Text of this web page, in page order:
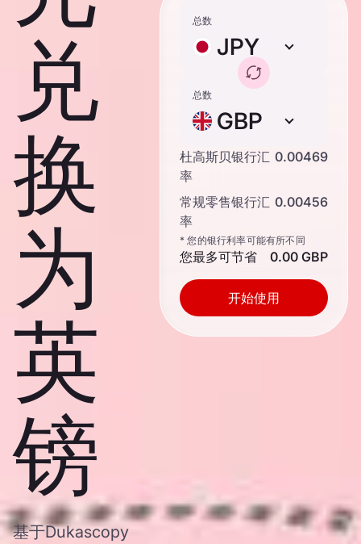
兑
换
为
英
镑
基于Dukascopy
总数
JPY
总数
GBP
杜高斯贝银行汇
率
0.00469
常规零售银行汇
率
0.00456
* 您的银行利率可能有所不同
您最多可节省 0.00 GBP
开始使用